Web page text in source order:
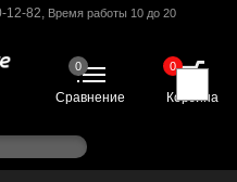
12-82, Время работы 10 до 20
0
Корзина
0
Сравнение